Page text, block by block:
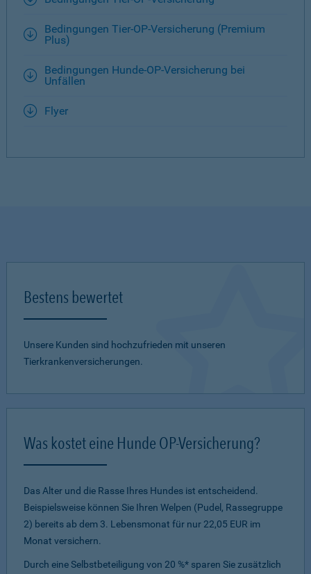
Bedingungen Tier-OP-Versicherung (Premium
Plus)
Bedingungen Hunde-OP-Versicherung bei
Unfällen
Flyer
Bestens bewertet
Unsere Kunden sind hochzufrieden mit unseren
Tierkrankenversicherungen.
Was kostet eine Hunde OP-Versicherung?
Das Alter und die Rasse Ihres Hundes ist entscheidend.
Beispielsweise können Sie Ihren Welpen (Pudel, Rassegruppe
2) bereits ab dem 3. Lebensmonat für nur 22,05 EUR im
Monat versichern.
Durch eine Selbstbeteiligung von 20 %* sparen Sie zusätzlich